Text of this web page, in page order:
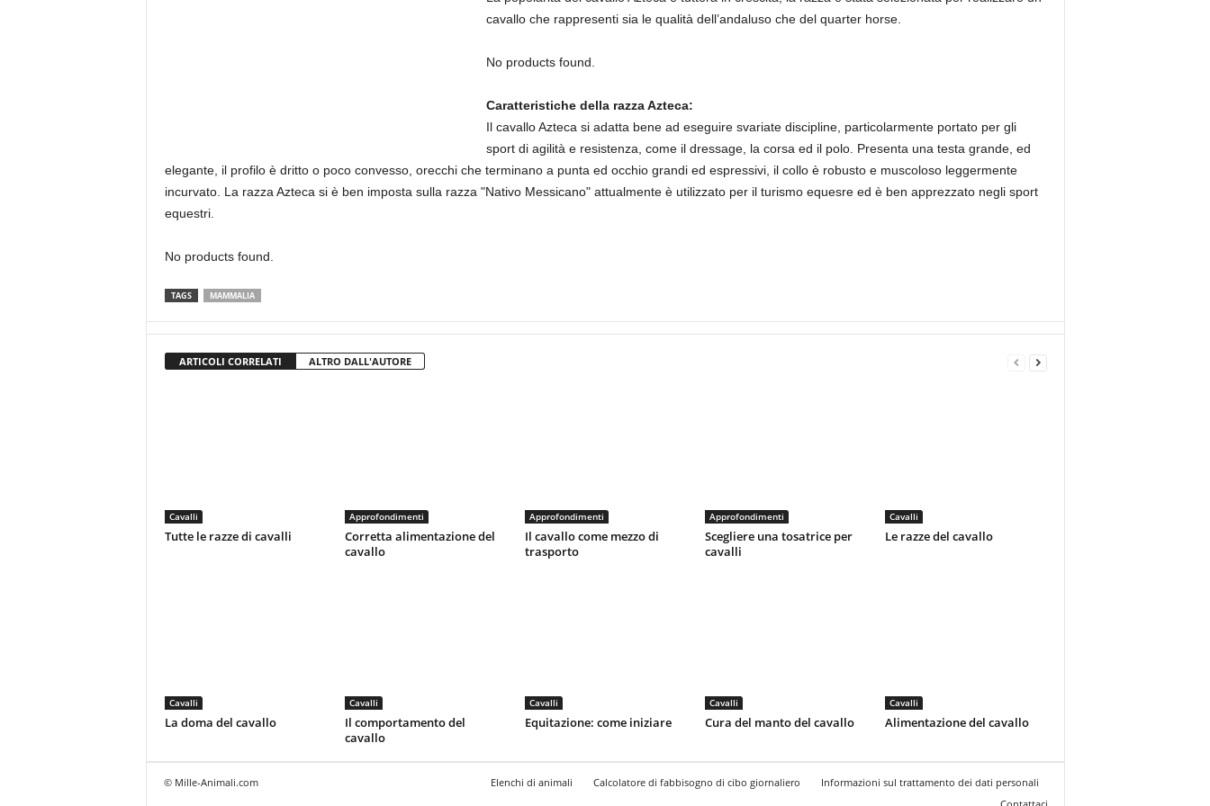
cavallo che rappresenti sia le qualità dell’andaluso che del quarter horse.
No products found.
Caratteristiche della razza Azteca:
Il cavallo Azteca si adatta bene ad eseguire svariate discipline, particolarmente portato per gli
sport di agilità e resistenza, come il dressage, la corsa ed il polo. Presenta una testa grande, ed
elegante, il profilo è dritto o poco convesso, orecchi che terminano a punta ed occhio grandi ed espressivi, il collo è robusto e muscoloso leggermente
incurvato. La razza Azteca si è ben imposta sulla razza "Nativo Messicano" attualmente è utilizzato per il turismo equesre ed è ben apprezzato negli sport
equestri.
No products found.
TAGS MAMMALIA
ARTICOLI CORRELATI ALTRO DALL'AUTORE
Cavalli
Tutte le razze di cavalli
Approfondimenti
Corretta alimentazione del
cavallo
Approfondimenti
Il cavallo come mezzo di
trasporto
Approfondimenti
Scegliere una tosatrice per
cavalli
Cavalli
Le razze del cavallo
Cavalli
La doma del cavallo
Cavalli
Il comportamento del
cavallo
Cavalli
Equitazione: come iniziare
Cavalli
Cura del manto del cavallo
Cavalli
Alimentazione del cavallo
Elenchi di animali Calcolatore di fabbisogno di cibo giornaliero
Informazioni sul trattamento dei dati personali
© Mille-Animali.com